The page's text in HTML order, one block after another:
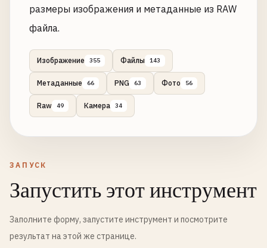
размеры изображения и метаданные из RAW
файла.
Изображение 355 Файлы 143
Метаданные 66 PNG 63 Фото 56
Raw 49 Камера 34
ЗАПУСК
Запустить этот инструмент
Заполните форму, запустите инструмент и посмотрите
результат на этой же странице.